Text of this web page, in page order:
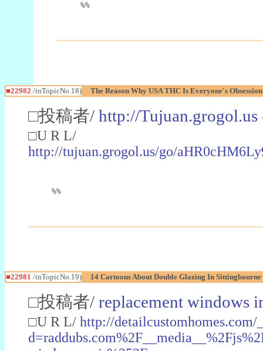
%%
■22982 /inTopicNo.18) The Reason Why USA THC Is Everyone's
□投稿者/ http://Tujuan.grogol.us
□U R L/
http://tujuan.grogol.us/go/
%%
■22981 /inTopicNo.19) 14 Cartoons About Double Glazing In
□投稿者/ replacement windows
□U R L/ http://detailcustomhomes.com/